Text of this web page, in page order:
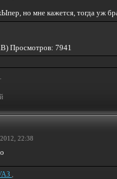
но мне кажется, тогда уж
Просмотров: 7941
22:38
,